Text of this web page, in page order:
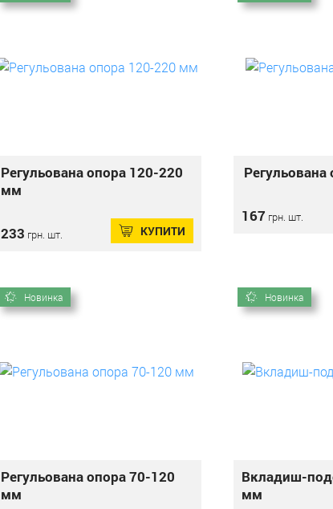
Регульована опора 120-220
мм
233 грн. шт. КУПИТИ
167 грн. шт.
Новинка
Регульована опора 70-120
мм
Новинка
Вкладиш-
мм